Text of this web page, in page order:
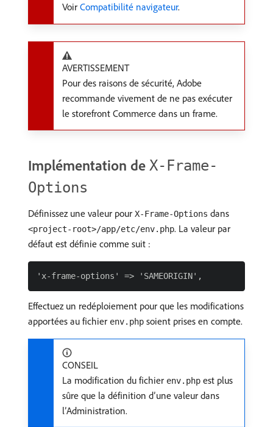
Voir Compatibilité navigateur.
AVERTISSEMENT
Pour des raisons de sécurité, Adobe
recommande vivement de ne pas exécuter
le storefront Commerce dans un frame.
Implémentation de X-Frame-
Options
Définissez une valeur pour X-Frame-Options dans
<project-root>/app/etc/env.php. La valeur par
défaut est définie comme suit :
Effectuez un redéploiement pour que les modifications
apportées au fichier env.php soient prises en compte.
CONSEIL
La modification du fichier env.php est plus
sûre que la définition d’une valeur dans
l’Administration.